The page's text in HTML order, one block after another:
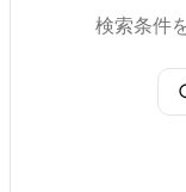
検索条件